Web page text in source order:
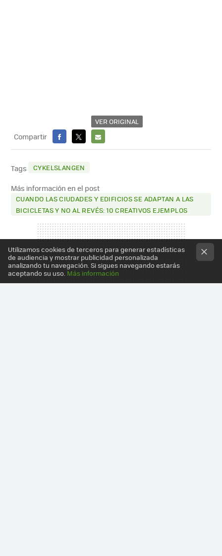
VER ORIGINAL
Compartir
FACEBOOK
X
E-
Tags CYKELSLANGEN
Más información en el post
CUANDO LAS CIUDADES Y EDIFICIOS SE ADAPTAN A LAS
BICICLETAS Y NO AL REVÉS: 10 CREATIVOS EJEMPLOS
Utilizamos cookies de terceros para generar estadísticas
de audiencia y mostrar publicidad personalizada
analizando tu navegación. Si sigues navegando estarás
aceptando su uso. Más información